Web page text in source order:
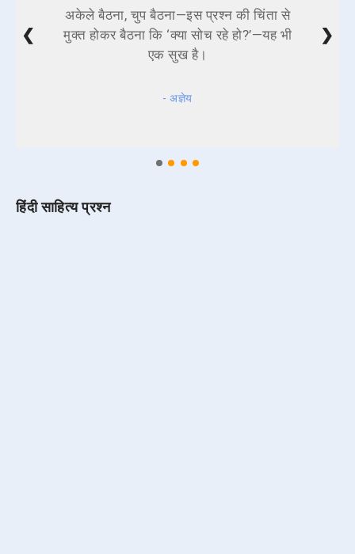
अकेले बैठना, चुप बैठना—इस प्रश्न की चिंता से
मुक्त होकर बैठना कि ‘क्या सोच रहे हो?’—यह भी
एक सुख है।
- अज्ञेय
❮ ❯
हिंदी साहित्य प्रश्न